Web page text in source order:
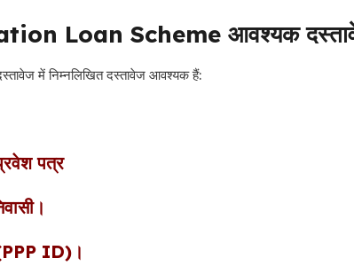
Loan Scheme आवश्यक
मेंनिम्नलिखित दस्तावेज आवश्यक हैं:
पत्र
(PPP ID)।